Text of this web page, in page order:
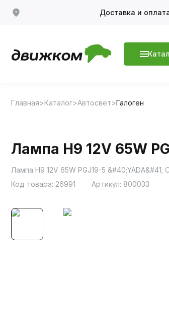
Доставка и
Главная Каталог Автосвет Галоген
Лампа H9 12V 65W
Лампа H9 12V 65W PGJ19-5 &#40;YADA&#41;
Код товара: 26991 Артикул: 800033